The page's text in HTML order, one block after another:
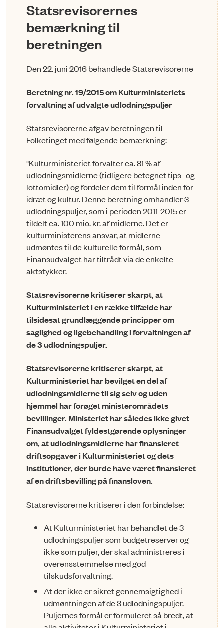
Statsrevisorernes
bemærkning til
beretningen
Den 22. juni 2016 behandlede Statsrevisorerne
Beretning nr. 19/2015 om Kulturministeriets
forvaltning af udvalgte udlodningspuljer
Statsrevisorerne afgav beretningen til
Folketinget med følgende bemærkning:
"Kulturministeriet forvalter ca. 81 % af
udlodningsmidlerne (tidligere betegnet tips- og
lottomidler) og fordeler dem til formål inden for
idræt og kultur. Denne beretning omhandler 3
udlodningspuljer, som i perioden 2011-2015 er
tildelt ca. 100 mio. kr. af midlerne. Det er
kulturministerens ansvar, at midlerne
udmøntes til de kulturelle formål, som
Finansudvalget har tiltrådt via de enkelte
aktstykker.
Statsrevisorerne kritiserer skarpt, at
Kulturministeriet i en række tilfælde har
tilsidesat grundlæggende principper om
saglighed og ligebehandling i forvaltningen af
de 3 udlodningspuljer.
Statsrevisorerne kritiserer skarpt, at
Kulturministeriet har bevilget en del af
udlodningsmidlerne til sig selv og uden
hjemmel har forøget ministerområdets
bevillinger. Ministeriet har således ikke givet
Finansudvalget fyldestgørende oplysninger
om, at udlodningsmidlerne har finansieret
driftsopgaver i Kulturministeriet og dets
institutioner, der burde have været finansieret
af en driftsbevilling på finansloven.
Statsrevisorerne kritiserer i den forbindelse:
At Kulturministeriet har behandlet de 3
udlodningspuljer som budgetreserver og
ikke som puljer, der skal administreres i
overensstemmelse med god
tilskudsforvaltning.
At der ikke er sikret gennemsigtighed i
udmøntningen af de 3 udlodningspuljer.
Puljernes formål er formuleret så bredt, at